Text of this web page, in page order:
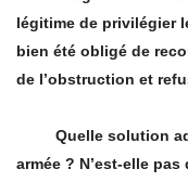
légitime de privilégier
bien été obligé de
de l’obstruction et
Quelle solution
armée ? N’est-elle